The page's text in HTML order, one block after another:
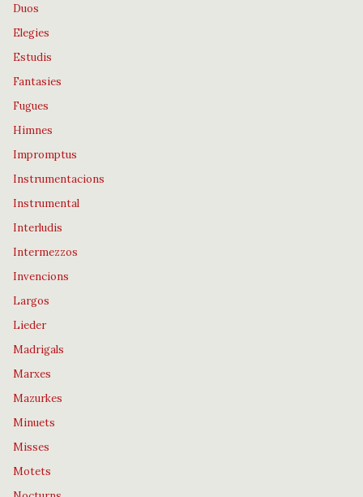
Duos
Elegies
Estudis
Fantasies
Fugues
Himnes
Impromptus
Instrumentacions
Instrumental
Interludis
Intermezzos
Invencions
Largos
Lieder
Madrigals
Marxes
Mazurkes
Minuets
Misses
Motets